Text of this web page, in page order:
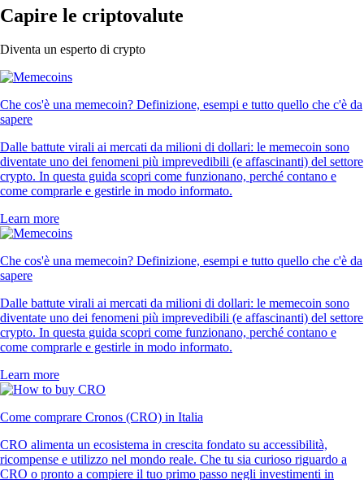
Capire le criptovalute
Diventa un esperto di crypto
Che cos'è una memecoin? Definizione, esempi e tutto quello che c'è da
sapere
Dalle battute virali ai mercati da milioni di dollari: le memecoin sono
diventate uno dei fenomeni più imprevedibili (e affascinanti) del settore
crypto. In questa guida scopri come funzionano, perché contano e
come comprarle e gestirle in modo informato.
Learn more
Che cos'è una memecoin? Definizione, esempi e tutto quello che c'è da
sapere
Dalle battute virali ai mercati da milioni di dollari: le memecoin sono
diventate uno dei fenomeni più imprevedibili (e affascinanti) del settore
crypto. In questa guida scopri come funzionano, perché contano e
come comprarle e gestirle in modo informato.
Learn more
Come comprare Cronos (CRO) in Italia
CRO alimenta un ecosistema in crescita fondato su accessibilità,
ricompense e utilizzo nel mondo reale. Che tu sia curioso riguardo a
CRO o pronto a compiere il tuo primo passo negli investimenti in